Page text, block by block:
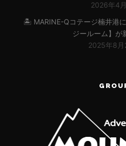
2026年4
🏝 MARINE-Qコテージ楠井港
ジールーム】が
2025年8月